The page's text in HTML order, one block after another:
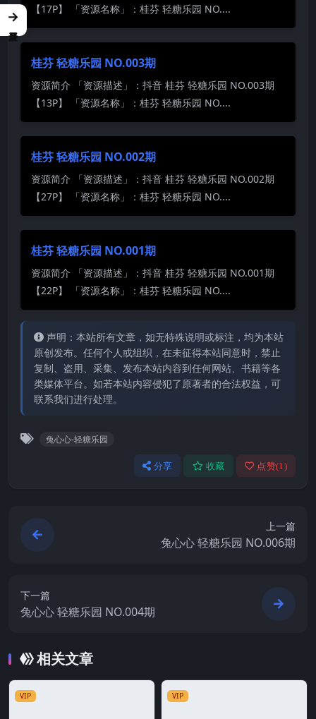
【17P】 「资源名称」：桂芬 轻糖乐园 NO....
桂芬 轻糖乐园 NO.003期
资源简介 「资源描述」：抖音 桂芬 轻糖乐园 NO.003期
【13P】 「资源名称」：桂芬 轻糖乐园 NO....
桂芬 轻糖乐园 NO.002期
资源简介 「资源描述」：抖音 桂芬 轻糖乐园 NO.002期
【27P】 「资源名称」：桂芬 轻糖乐园 NO....
桂芬 轻糖乐园 NO.001期
资源简介 「资源描述」：抖音 桂芬 轻糖乐园 NO.001期
【22P】 「资源名称」：桂芬 轻糖乐园 NO....
声明：本站所有文章，如无特殊说明或标注，均为本站
原创发布。任何个人或组织，在未征得本站同意时，禁止
复制、盗用、采集、发布本站内容到任何网站、书籍等各
类媒体平台。如若本站内容侵犯了原著者的合法权益，可
联系我们进行处理。
兔心心-轻糖乐园
分享 收藏 点赞(1 )
上一篇
兔心心 轻糖乐园 NO.006期
下一篇
兔心心 轻糖乐园 NO.004期
相关文章
VIP VIP
→